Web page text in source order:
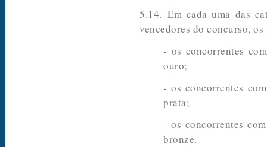
5.14. Em cada uma das
vencedores do concurso,
- os concorrentes
ouro;
- os concorrentes
prata;
- os concorrentes
bronze.